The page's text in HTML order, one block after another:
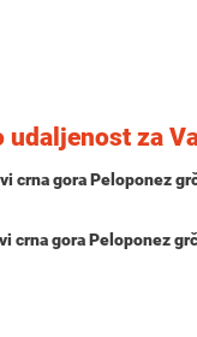
udaljenost za
crna gora Peloponez
crna gora Peloponez